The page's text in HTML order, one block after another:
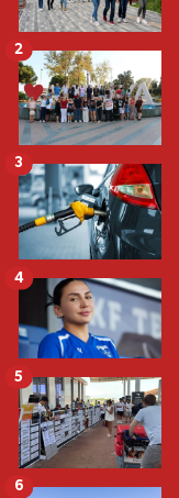
2
3
4
5
6